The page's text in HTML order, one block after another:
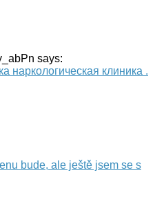
says:
наркологическая клиника .
bude, ale ještě jsem se s